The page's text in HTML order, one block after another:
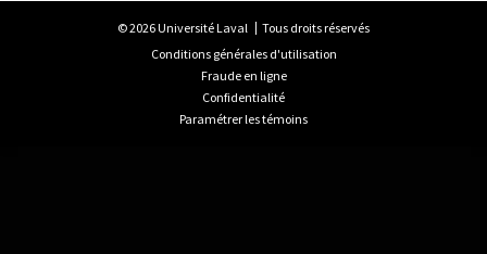
© 2026 Université Laval
Tous droits réservés
Conditions générales d'utilisation
Fraude en ligne
Confidentialité
Paramétrer les témoins